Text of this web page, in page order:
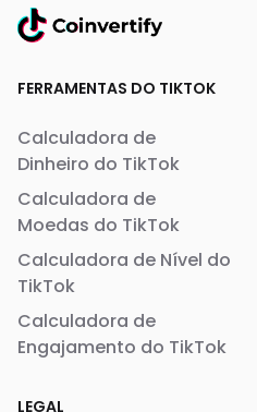
FERRAMENTAS DO TIKTOK
Calculadora de
Dinheiro do TikTok
Calculadora de
Moedas do TikTok
Calculadora de Nível do
TikTok
Calculadora de
Engajamento do TikTok
LEGAL